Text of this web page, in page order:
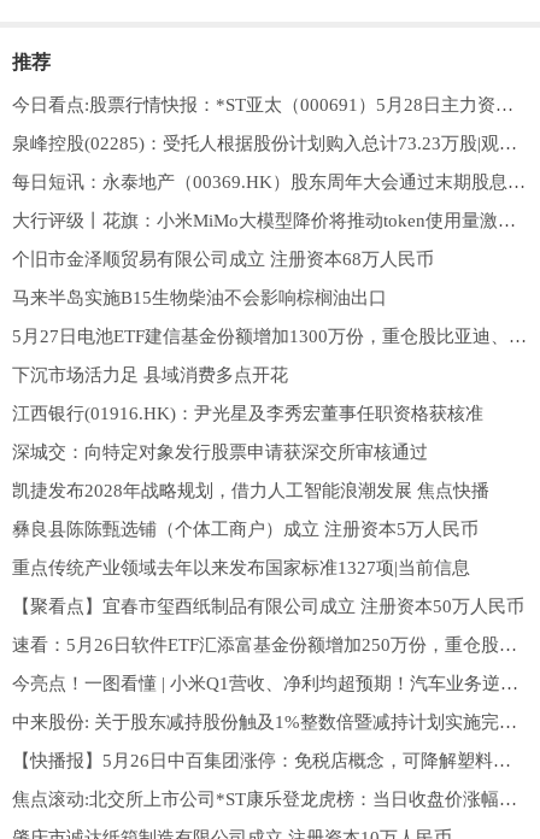
推荐
今日看点:股票行情快报：*ST亚太（000691）5月28日主力资金净买入1358.71万元
泉峰控股(02285)：受托人根据股份计划购入总计73.23万股|观焦点
每日短讯：永泰地产（00369.HK）股东周年大会通过末期股息每股4.00港仙
大行评级丨花旗：小米MiMo大模型降价将推动token使用量激增，重申“买入”评级
个旧市金泽顺贸易有限公司成立 注册资本68万人民币
马来半岛实施B15生物柴油不会影响棕榈油出口
5月27日电池ETF建信基金份额增加1300万份，重仓股比亚迪、宁德时代、华友钴业 观察
下沉市场活力足 县域消费多点开花
江西银行(01916.HK)：尹光星及李秀宏董事任职资格获核准
深城交：向特定对象发行股票申请获深交所审核通过
凯捷发布2028年战略规划，借力人工智能浪潮发展 焦点快播
彝良县陈陈甄选铺（个体工商户）成立 注册资本5万人民币
重点传统产业领域去年以来发布国家标准1327项|当前信息
【聚看点】宜春市玺酉纸制品有限公司成立 注册资本50万人民币
速看：5月26日软件ETF汇添富基金份额增加250万份，重仓股科大讯飞、同花顺、金山办公
今亮点！一图看懂 | 小米Q1营收、净利均超预期！汽车业务逆势增长，官宣200亿港元回购计划
中来股份: 关于股东减持股份触及1%整数倍暨减持计划实施完毕的公告
【快播报】5月26日中百集团涨停：免税店概念，可降解塑料，湖北国企改革概念热股
焦点滚动:北交所上市公司*ST康乐登龙虎榜：当日收盘价涨幅达到20.00%